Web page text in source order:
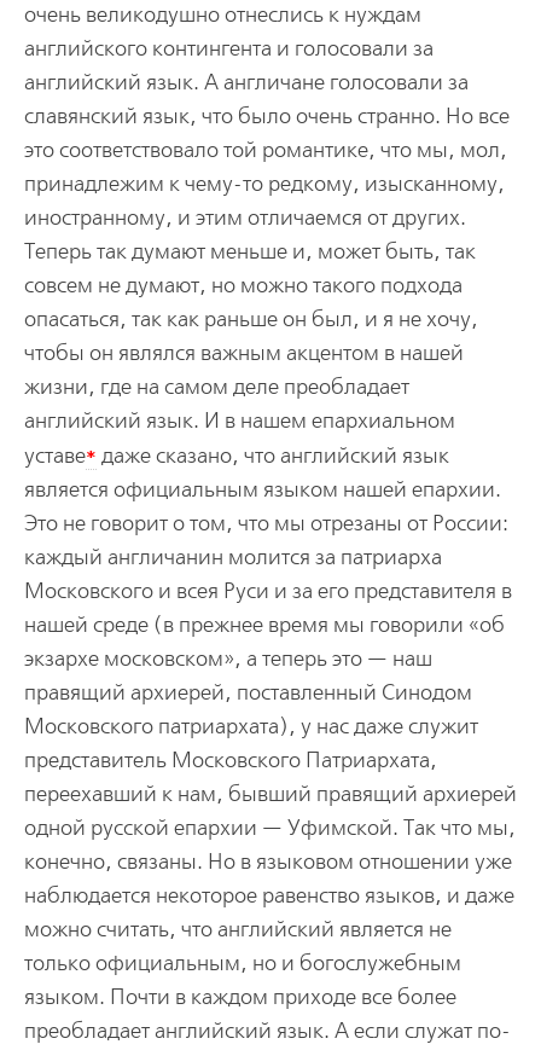
очень великодушно отнеслись к нуждам
английского контингента и голосовали за
английский язык. А англичане голосовали за
славянский язык, что было очень странно. Но все
это соответствовало той романтике, что мы, мол,
принадлежим к чему-то редкому, изысканному,
иностранному, и этим отличаемся от других.
Теперь так думают меньше и, может быть, так
совсем не думают, но можно такого подхода
опасаться, так как раньше он был, и я не хочу,
чтобы он являлся важным акцентом в нашей
жизни, где на самом деле преобладает
английский язык. И в нашем епархиальном
уставе* даже сказано, что английский язык
является официальным языком нашей епархии.
Это не говорит о том, что мы отрезаны от России:
каждый англичанин молится за патриарха
Московского и всея Руси и за его представителя в
нашей среде (в прежнее время мы говорили «об
экзархе московском», а теперь это — наш
правящий архиерей, поставленный Синодом
Московского патриархата), у нас даже служит
представитель Московского Патриархата,
переехавший к нам, бывший правящий архиерей
одной русской епархии — Уфимской. Так что мы,
конечно, связаны. Но в языковом отношении уже
наблюдается некоторое равенство языков, и даже
можно считать, что английский является не
только официальным, но и богослужебным
языком. Почти в каждом приходе все более
преобладает английский язык. А если служат по-